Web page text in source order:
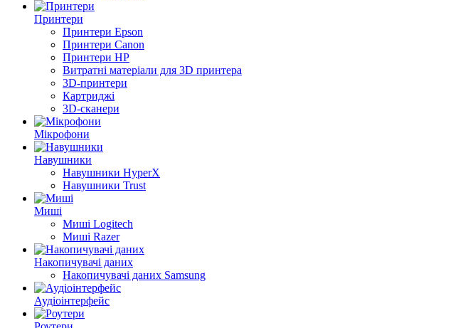
Принтери
Принтери Epson
Принтери Canon
Принтери HP
Витратні матеріали для 3D принтера
3D-принтери
Картриджі
3D-сканери
Мікрофони
Навушники
Навушники HyperX
Навушники Trust
Миші
Миші Logitech
Миші Razer
Накопичувачі даних
Накопичувачі даних Samsung
Аудіоінтерфейс